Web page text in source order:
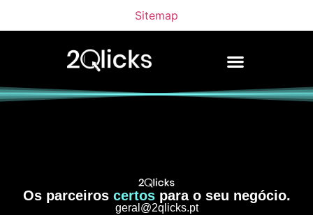
Sitemap
Os parceiros certospara o seu negócio.
geral@2qlicks.pt